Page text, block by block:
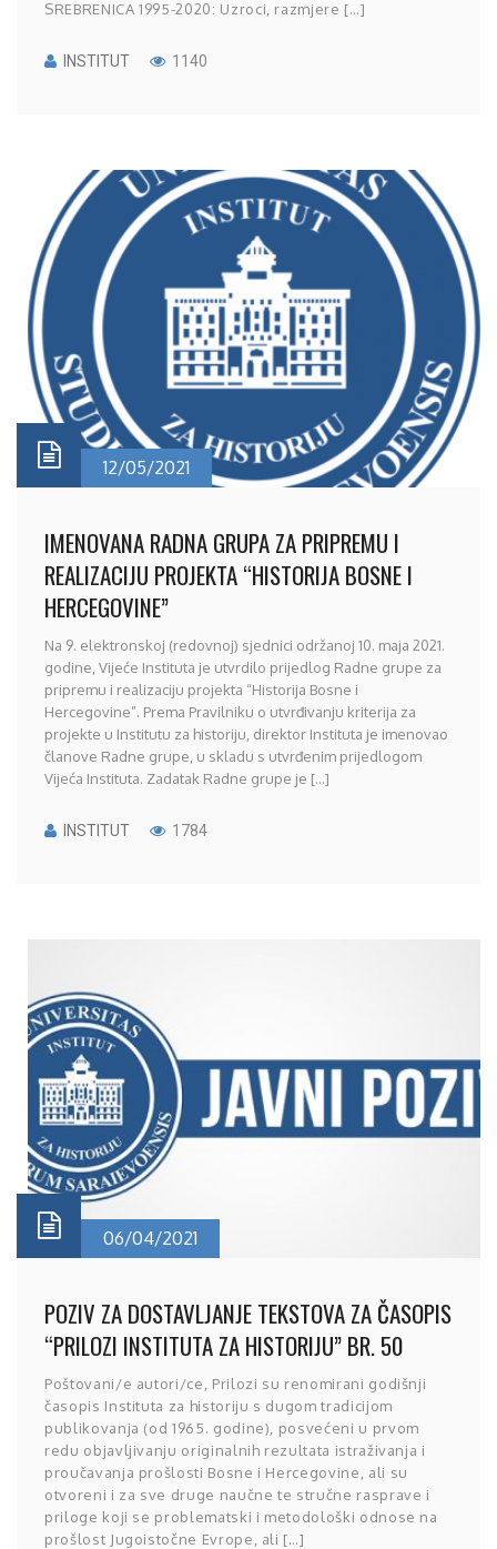
SREBRENICA 1995-2020: Uzroci, razmjere […]
INSTITUT 1140
12/05/2021
IMENOVANA RADNA GRUPA ZA PRIPREMU I
REALIZACIJU PROJEKTA “HISTORIJA BOSNE I
HERCEGOVINE”
Na 9. elektronskoj (redovnoj) sjednici održanoj 10. maja 2021.
godine, Vijeće Instituta je utvrdilo prijedlog Radne grupe za
pripremu i realizaciju projekta “Historija Bosne i
Hercegovine”. Prema Pravilniku o utvrđivanju kriterija za
projekte u Institutu za historiju, direktor Instituta je imenovao
članove Radne grupe, u skladu s utvrđenim prijedlogom
Vijeća Instituta. Zadatak Radne grupe je [...]
INSTITUT 1784
06/04/2021
POZIV ZA DOSTAVLJANJE TEKSTOVA ZA ČASOPIS
“PRILOZI INSTITUTA ZA HISTORIJU” BR. 50
Poštovani/e autori/ce, Prilozi su renomirani godišnji
časopis Instituta za historiju s dugom tradicijom
publikovanja (od 1965. godine), posvećeni u prvom
redu objavljivanju originalnih rezultata istraživanja i
proučavanja prošlosti Bosne i Hercegovine, ali su
otvoreni i za sve druge naučne te stručne rasprave i
priloge koji se problematski i metodološki odnose na
prošlost Jugoistočne Evrope, ali […]